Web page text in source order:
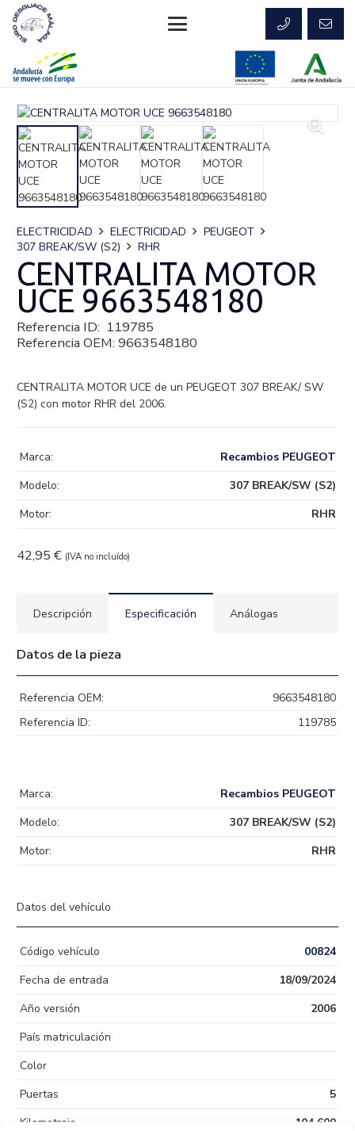
ELECTRICIDAD ELECTRICIDAD
PEUGEOT
307 BREAK/SW (S2)
RHR
CENTRALITA MOTOR
UCE 9663548180
Referencia ID: 119785
Referencia OEM: 9663548180
CENTRALITA MOTOR UCE de un PEUGEOT 307 BREAK/ SW
(S2) con motor RHR del 2006.
42,95 € (IVA no incluído)
Marca:
Recambios PEUGEOT
Modelo:
307 BREAK/SW (S2)
Motor:
RHR
Descripción Especificación Análogas
Datos de la pieza
Referencia OEM:
9663548180
Referencia ID:
119785
Marca:
Recambios PEUGEOT
Modelo:
307 BREAK/SW (S2)
Motor:
RHR
Datos del vehículo
Código vehículo
00824
Fecha de entrada
18/09/2024
Año versión
2006
País matriculación
Color
Puertas
5
Kilometraje
104.600